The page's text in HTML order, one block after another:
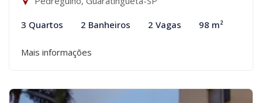
3 Quartos 2 Banheiros 2 Vagas 98 m²
Mais informações